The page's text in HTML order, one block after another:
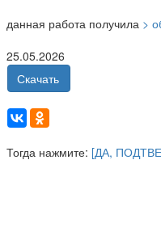
данная работа получила >
25.05.2026
Скачать
Тогда нажмите: [ДА,